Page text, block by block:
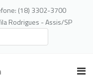
(18) 3302-3700
Rodrigues - Assis/SP